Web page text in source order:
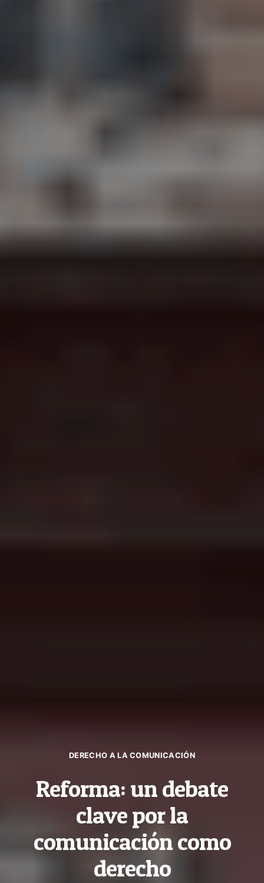
DERECHO A LA COMUNICACIÓN
Reforma: un debate
clave por la
comunicación como
derecho